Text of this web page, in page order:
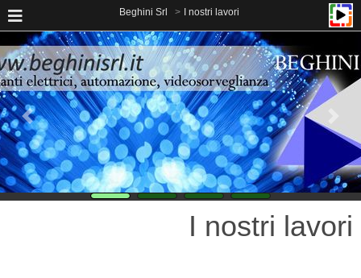
Beghini Srl I nostri lavori
I nostri lavori